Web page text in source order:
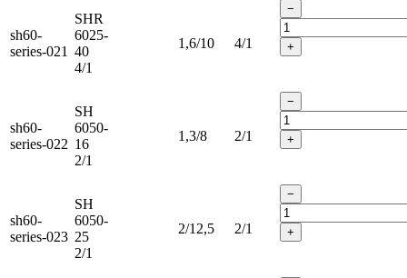
sh60-
series-021
SHR
6025-
40
4/1
1,6/10 4/1
−
+
sh60-
series-022
SH
6050-
16
2/1
1,3/8 2/1
−
+
sh60-
series-023
SH
6050-
25
2/1
2/12,5 2/1
−
+